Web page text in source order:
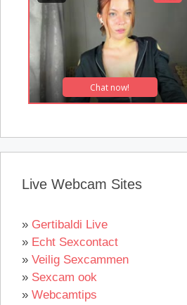
Live Webcam Sites
» Gertibaldi Live
» Echt Sexcontact
» Veilig Sexcammen
» Sexcam ook
» Webcamtips